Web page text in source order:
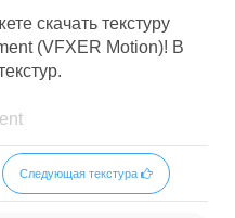
скачать текстуру
(VFXER Motion)! В
Следующая текстура